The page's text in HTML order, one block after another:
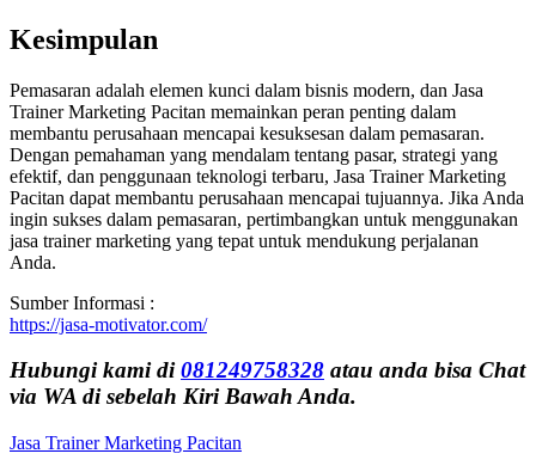
Kesimpulan
Pemasaran adalah elemen kunci dalam bisnis modern, dan Jasa
Trainer Marketing Pacitan memainkan peran penting dalam
membantu perusahaan mencapai kesuksesan dalam pemasaran.
Dengan pemahaman yang mendalam tentang pasar, strategi yang
efektif, dan penggunaan teknologi terbaru, Jasa Trainer Marketing
Pacitan dapat membantu perusahaan mencapai tujuannya. Jika Anda
ingin sukses dalam pemasaran, pertimbangkan untuk menggunakan
jasa trainer marketing yang tepat untuk mendukung perjalanan
Anda.
Sumber Informasi :
https://jasa-motivator.com/
Hubungi kami di081249758328 atau anda bisa Chat
via WA di sebelah Kiri Bawah Anda.
Jasa Trainer Marketing Pacitan